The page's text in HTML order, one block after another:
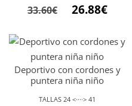
33.60€
El
original
era:
33.60€.
26.88€El
Deportivo con cordones y
puntera niña niño
TALLAS 24 <····> 41